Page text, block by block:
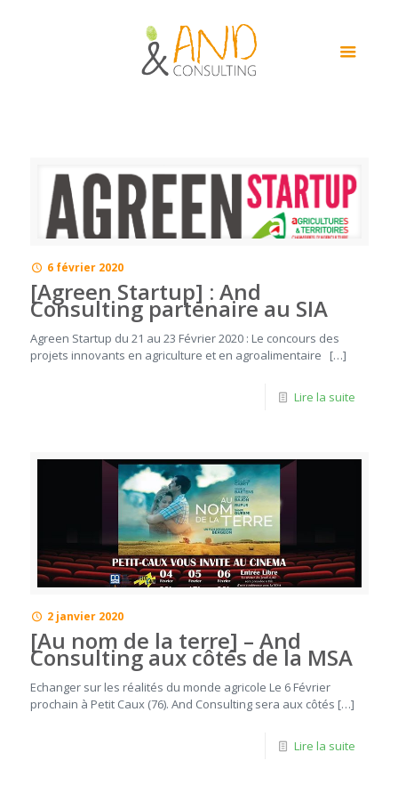
6 février 2020
[Agreen Startup] : And
Consulting partenaire au SIA
Agreen Startup du 21 au 23 Février 2020 : Le concours des
projets innovants en agriculture et en agroalimentaire […]
Lire la suite
2 janvier 2020
[Au nom de la terre] – And
Consulting aux côtés de la MSA
Echanger sur les réalités du monde agricole Le 6 Février
prochain à Petit Caux (76). And Consulting sera aux côtés […]
Lire la suite